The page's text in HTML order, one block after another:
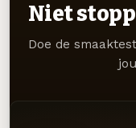
Niet
Doe de